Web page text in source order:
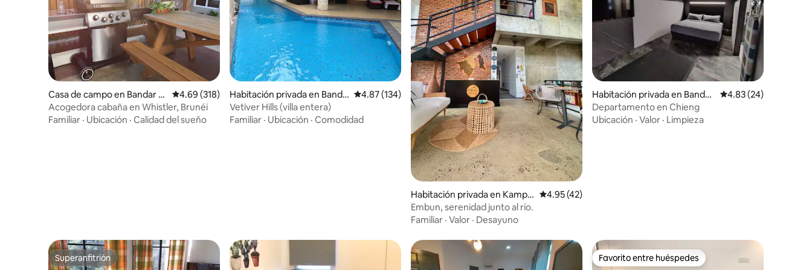
Casa de campo en Bandar S
eri Begawan
Calificación promedio: 4.69 de 5; 318 evaluaciones
4.69 (318)
Acogedora cabaña en Whistler, Brunéi
Familiar · Ubicación · Calidad del sueño
Habitación privada en Banda
r Seri Begawan
Calificación promedio: 4.87 de 5; 134 evaluaciones
4.87 (134)
Vetiver Hills (villa entera)
Familiar · Ubicación · Comodidad
Habitación privada en Kampu
ng Sungai Matan
Calificación promedio: 4.95 de 5; 42 evaluaciones
4.95 (42)
Embun, serenidad junto al río.
Familiar · Valor · Desayuno
Habitación privada en Bandar
Seri Begawan
Calificación
4.83 (24)
Departamento en Chieng
Ubicación · Valor · Limpieza
Superanfitrión
Superanfitrión Favorito entre huéspedes
Favorito entre huéspedes